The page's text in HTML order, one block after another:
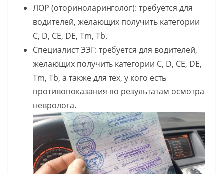
ЛОР (оториноларинголог): требуется для
водителей, желающих получить категории
C, D, CE, DE, Tm, Tb.
Специалист ЭЭГ: требуется для водителей,
желающих получить категории C, D, CE, DE,
Tm, Tb, а также для тех, у кого есть
противопоказания по результатам осмотра
невролога.